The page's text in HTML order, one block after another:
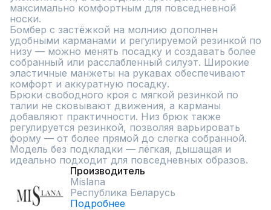
максимально комфортным для повседневной
носки.
Бомбер с застёжкой на молнию дополнен
удобными карманами и регулируемой резинкой по
низу — можно менять посадку и создавать более
собранный или расслабленный силуэт. Широкие
эластичные манжеты на рукавах обеспечивают
комфорт и аккуратную посадку.
Брюки свободного кроя с мягкой резинкой по
талии не сковывают движения, а карманы
добавляют практичности. Низ брюк также
регулируется резинкой, позволяя варьировать
форму — от более прямой до слегка собранной.
Модель без подкладки — лёгкая, дышащая и
идеально подходит для повседневных образов.
Производитель
Mislana
Республика Беларусь
Подробнее